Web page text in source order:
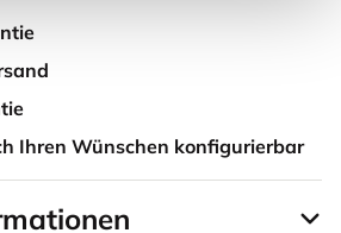
Ihren Wünschen konfigurierbar